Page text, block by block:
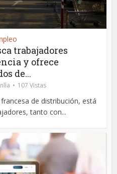
trabajadores
y ofrece
de...
107 Vistas
de distribución, está
tanto con...